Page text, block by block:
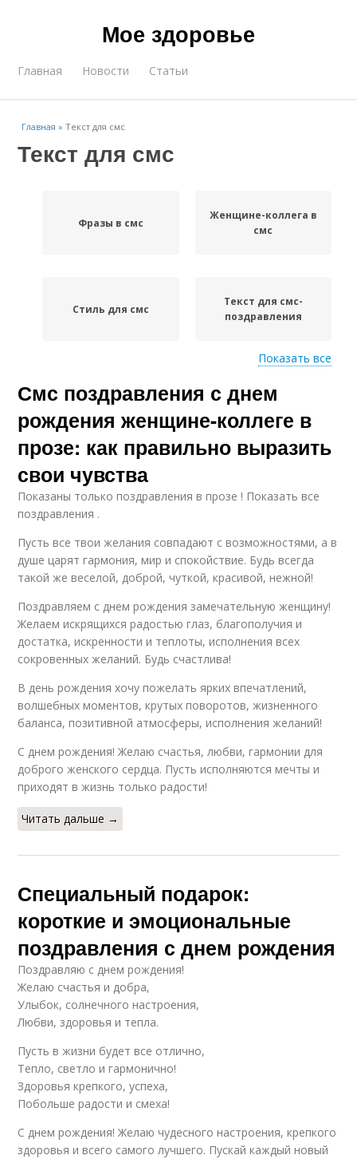
Мое здоровье
Главная Новости Статьи
Главная »Текст для смс
Текст для смс
Фразы в смс
Женщине-коллега в
смс
Стиль для смс
Текст для смс-
поздравления
Смс из резервной
копии
Язык для смс
Удивительные смс
Короткие смс
Письма для
короткого смс
Короткий смс Шаблонные смс
Эмоциональные смс
Показать все
Смс поздравления с днем
рождения женщине-коллеге в
прозе: как правильно выразить
свои чувства
Показаны только поздравления в прозе ! Показать все
поздравления .
Пусть все твои желания совпадают с возможностями, а в
душе царят гармония, мир и спокойствие. Будь всегда
такой же веселой, доброй, чуткой, красивой, нежной!
Поздравляем с днем рождения замечательную женщину!
Желаем искрящихся радостью глаз, благополучия и
достатка, искренности и теплоты, исполнения всех
сокровенных желаний. Будь счастлива!
В день рождения хочу пожелать ярких впечатлений,
волшебных моментов, крутых поворотов, жизненного
баланса, позитивной атмосферы, исполнения желаний!
С днем рождения! Желаю счастья, любви, гармонии для
доброго женского сердца. Пусть исполняются мечты и
приходят в жизнь только радости!
Читать дальше →
Специальный подарок:
короткие и эмоциональные
поздравления с днем рождения
Поздравляю с днем рождения!
Желаю счастья и добра,
Улыбок, солнечного настроения,
Любви, здоровья и тепла.
Пусть в жизни будет все отлично,
Тепло, светло и гармонично!
Здоровья крепкого, успеха,
Побольше радости и смеха!
С днем рождения! Желаю чудесного настроения, крепкого
здоровья и всего самого лучшего. Пускай каждый новый